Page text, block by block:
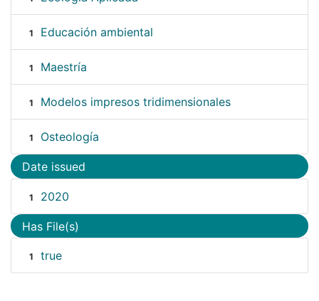
1 Educación ambiental
1 Maestría
1 Modelos impresos tridimensionales
1 Osteología
Date issued
1 2020
Has File(s)
1 true